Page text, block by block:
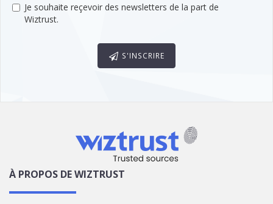
Je souhaite reçevoir des newsletters de la part de
Wiztrust.
S'INSCRIRE
À PROPOS DE WIZTRUST